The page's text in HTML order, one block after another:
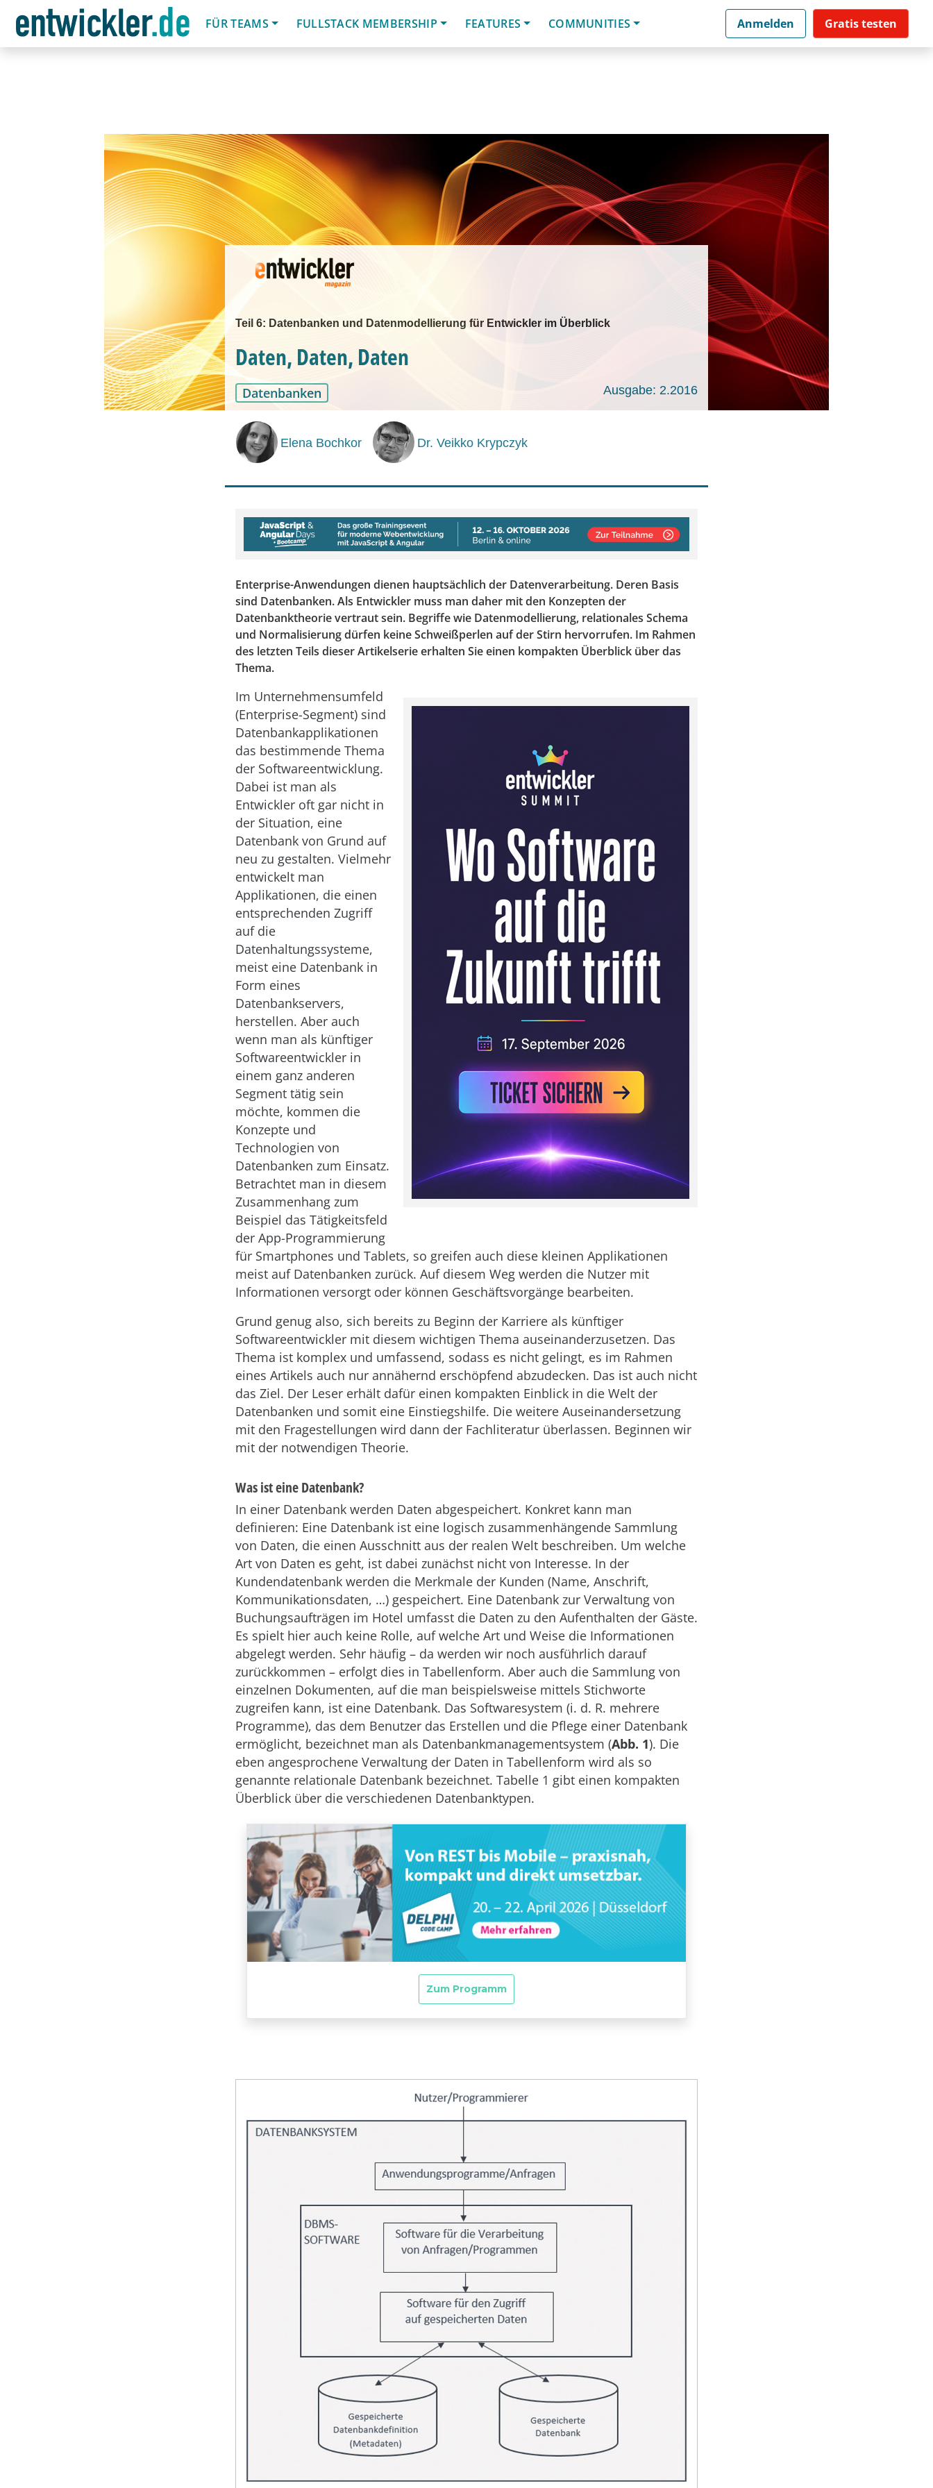
FÜR TEAMS
FULLSTACK MEMBERSHIP FEATURES COMMUNITIES Anmelden Gratis testen
Teil 6: Datenbanken und Datenmodellierung für Entwickler im Überblick
Daten, Daten, Daten
Datenbanken Ausgabe: 2.2016
Elena Bochkor Dr. Veikko Krypczyk
Enterprise-Anwendungen dienen hauptsächlich der Datenverarbeitung. Deren Basis
sind Datenbanken. Als Entwickler muss man daher mit den Konzepten der
Datenbanktheorie vertraut sein. Begriffe wie Datenmodellierung, relationales Schema
und Normalisierung dürfen keine Schweißperlen auf der Stirn hervorrufen. Im Rahmen
des letzten Teils dieser Artikelserie erhalten Sie einen kompakten Überblick über das
Thema.
Im Unternehmensumfeld
(Enterprise-Segment) sind
Datenbankapplikationen
das bestimmende Thema
der Softwareentwicklung.
Dabei ist man als
Entwickler oft gar nicht in
der Situation, eine
Datenbank von Grund auf
neu zu gestalten. Vielmehr
entwickelt man
Applikationen, die einen
entsprechenden Zugriff
auf die
Datenhaltungssysteme,
meist eine Datenbank in
Form eines
Datenbankservers,
herstellen. Aber auch
wenn man als künftiger
Softwareentwickler in
einem ganz anderen
Segment tätig sein
möchte, kommen die
Konzepte und
Technologien von
Datenbanken zum Einsatz.
Betrachtet man in diesem
Zusammenhang zum
Beispiel das Tätigkeitsfeld
der App-Programmierung
für Smartphones und Tablets, so greifen auch diese kleinen Applikationen
meist auf Datenbanken zurück. Auf diesem Weg werden die Nutzer mit
Informationen versorgt oder können Geschäftsvorgänge bearbeiten.
Grund genug also, sich bereits zu Beginn der Karriere als künftiger
Softwareentwickler mit diesem wichtigen Thema auseinanderzusetzen. Das
Thema ist komplex und umfassend, sodass es nicht gelingt, es im Rahmen
eines Artikels auch nur annähernd erschöpfend abzudecken. Das ist auch nicht
das Ziel. Der Leser erhält dafür einen kompakten Einblick in die Welt der
Datenbanken und somit eine Einstiegshilfe. Die weitere Auseinandersetzung
mit den Fragestellungen wird dann der Fachliteratur überlassen. Beginnen wir
mit der notwendigen Theorie.
Was ist eine Datenbank?
In einer Datenbank werden Daten abgespeichert. Konkret kann man
definieren: Eine Datenbank ist eine logisch zusammenhängende Sammlung
von Daten, die einen Ausschnitt aus der realen Welt beschreiben. Um welche
Art von Daten es geht, ist dabei zunächst nicht von Interesse. In der
Kundendatenbank werden die Merkmale der Kunden (Name, Anschrift,
Kommunikationsdaten, …) gespeichert. Eine Datenbank zur Verwaltung von
Buchungsaufträgen im Hotel umfasst die Daten zu den Aufenthalten der Gäste.
Es spielt hier auch keine Rolle, auf welche Art und Weise die Informationen
abgelegt werden. Sehr häufig – da werden wir noch ausführlich darauf
zurückkommen – erfolgt dies in Tabellenform. Aber auch die Sammlung von
einzelnen Dokumenten, auf die man beispielsweise mittels Stichworte
zugreifen kann, ist eine Datenbank. Das Softwaresystem (i. d. R. mehrere
Programme), das dem Benutzer das Erstellen und die Pflege einer Datenbank
ermöglicht, bezeichnet man als Datenbankmanagementsystem (Abb. 1). Die
eben angesprochene Verwaltung der Daten in Tabellenform wird als so
genannte relationale Datenbank bezeichnet. Tabelle 1 gibt einen kompakten
Überblick über die verschiedenen Datenbanktypen.